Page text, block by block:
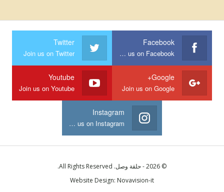
Facebook
Join us on Facebook
Twitter
Join us on Twitter
Google+
Join us on Google
Youtube
Join us on Youtube
Instagram
Join us on Instagram
© 2026 - حلقة وصل. All Rights Reserved.
Website Design: Novavision-it